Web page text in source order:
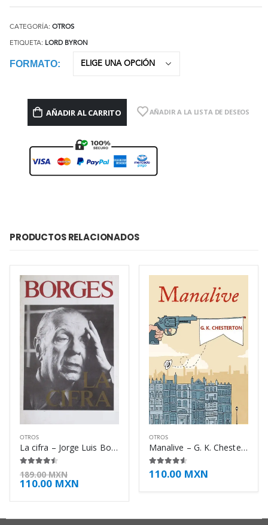
CATEGORÍA: OTROS
ETIQUETA: LORD BYRON
FORMATO
AÑADIR AL CARRITO AÑADIR A LA LISTA DE DESEOS
PRODUCTOS RELACIONADOS
OTROS
La cifra – Jorge Luis Borges
4.38 de 5
189.00MXN
110.00 MXN
OTROS
Manalive – G. K. Chesterton
4.50de 5
110.00 MXN